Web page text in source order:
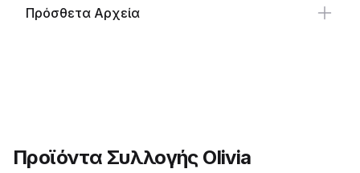
Πρόσθετα Αρχεία
Προϊόντα Συλλογής Olivia